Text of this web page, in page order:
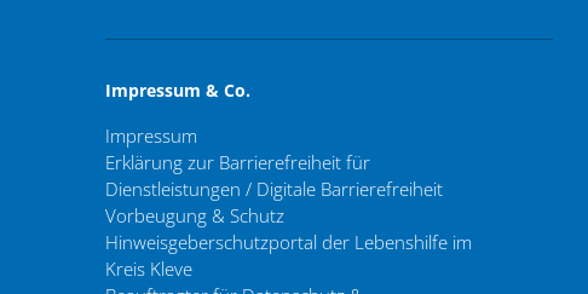
Impressum & Co.
Impressum
Erklärung zur Barrierefreiheit für
Dienstleistungen / Digitale Barrierefreiheit
Vorbeugung & Schutz
Hinweisgeberschutzportal der Lebenshilfe im
Kreis Kleve